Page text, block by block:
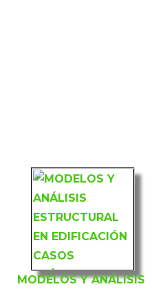
MODELOS Y ANÁLISIS